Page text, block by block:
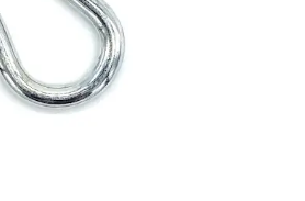
Lost password?